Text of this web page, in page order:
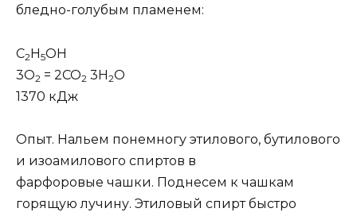
бледно-голубым пламенем:
С2H5OH
3O2 = 2CO2 3H2O
1370 кДж
Опыт. Нальем понемногу этилового, бутилового
и изоамилового спиртов в
фарфоровые чашки. Поднесем к чашкам
горящую лучину. Этиловый спирт быстро